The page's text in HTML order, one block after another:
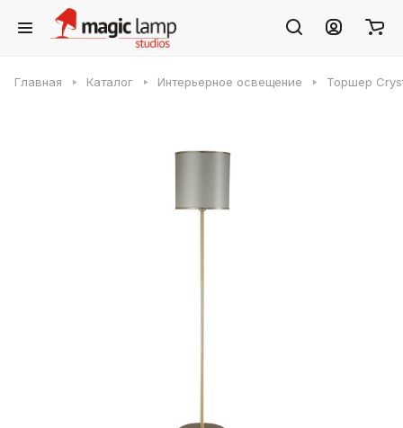
Главная Каталог Интерьерное освещение Торшер